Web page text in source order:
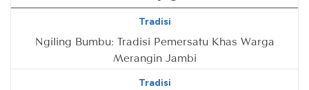
Tradisi
Ngiling Bumbu: Tradisi Pemersatu Khas Warga
Merangin Jambi
Tradisi